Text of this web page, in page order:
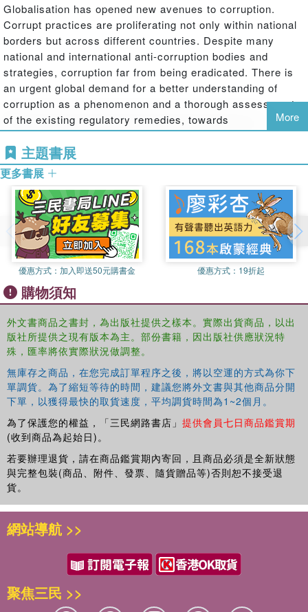
Globalisation has opened new avenues to corruption.
Corrupt practices are proliferating not only within national
borders but across different countries. Despite many
national and international anti-corruption bodies and
strategies, corruption far from being eradicated. There is
an urgent global demand for a better understanding of
corruption as a phenomenon and a thorough assessment
of the existing regulatory remedies, towards
the establishment of more effective (and possibly uniform)
anti-corruption measures.
Our previous collection,
(Routledge, 2019), analysed the causes, the sources, and
the forms of manifestation of global corruption. An ideal
continuation of that volume, this book moves from the
analysis of the phenomenon of corruption to that of the
regulatory remedies against corruption and for
the promotion of integrity.
Corruption, Integrity and the Law
interdisciplinary assessment of the global anti-corruption
legal framework. The collection gathers top experts in
different fields of both the academic and the professional
world – including criminal law, EU law, international law,
competition law, corporate law and ethics. It analyses
legal instruments adopted not only at a supranational level
but also by different countries, in the attempt of
establishing an interdisciplinary and comparative dialogue
between theory and practice and between different
legal systems towards a better global promotion of
integrity. This book will be of value to researchers,
academics and students in the fields of law, criminology,
sociology, economics, ethics as well as professionals –
especially solicitors, barristers, businessmen and public
servants.
More
主題書展
更多書展
優惠方式： 加入即送50元購書金 優惠方式： 19折起
購物須知
外文書商品之書封，為出版社提供之樣本。實際出貨商品，以出
版社所提供之現有版本為主。部份書籍，因出版社供應狀況特
殊，匯率將依實際狀況做調整。
無庫存之商品，在您完成訂單程序之後，將以空運的方式為你下
單調貨。為了縮短等待的時間，建議您將外文書與其他商品分開
下單，以獲得最快的取貨速度，平均調貨時間為1~2個月。
為了保護您的權益，「三民網路書店」 提供會員七日商品鑑賞期
(收到商品為起始日)。
若要辦理退貨，請在商品鑑賞期內寄回，且商品必須是全新狀態
與完整包裝(商品、附件、發票、隨貨贈品等)否則恕不接受退
貨。
網站導航 >>
聚焦三民 >>